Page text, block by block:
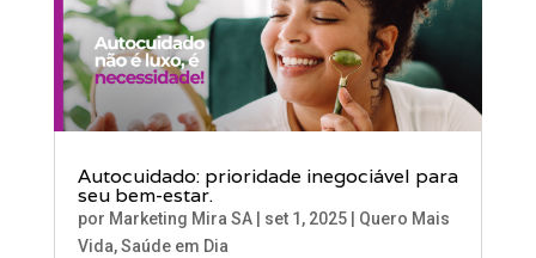
Autocuidado: prioridade inegociável para
seu bem-estar.
por Marketing Mira SA| set 1, 2025| Quero Mais
Vida,Saúde em Dia